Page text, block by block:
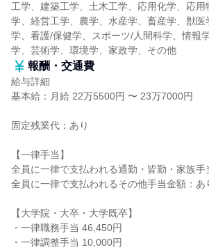
工学、建築工学、土木工学、応用化学、応用
学、経営工学、農学、水産学、畜産学、獣
学、看護/保健学、スポーツ/人間科学、情報
学、芸術学、環境学、家政学、その他
報酬・交通費
給与詳細
基本給：月給 22万5500円 〜 23万7000円
固定残業代：あり
【一律手当】
全員に一律で支払われる通勤・皆勤・家族手
全員に一律で支払われるその他手当金額：あ
【大学院・大卒・大学既卒】
・一律職務手当 46,450円
・一律調整手当 10,000円